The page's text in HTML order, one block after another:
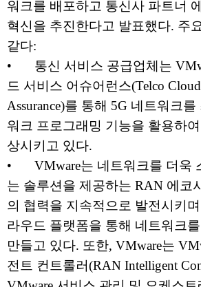
워크를 배포하고 통신사 파트너
혁신을 추진한다고 발표했다. 주
같다:
•
통신 서비스 공급업체는
드 서비스 어슈어런스(Telco
Assurance)를 통해 5G 네트워크
워크 프로그래밍 기능을 활용하
상시키고 있다.
•
VMware는 네트워크를 더욱
는 솔루션을 제공하는 RAN 에코
의 협력을 지속적으로 발전시키
라우드 플랫폼을 통해 네트워크
만들고 있다. 또한, VMware는
전트 컨트롤러(RAN Intelligent